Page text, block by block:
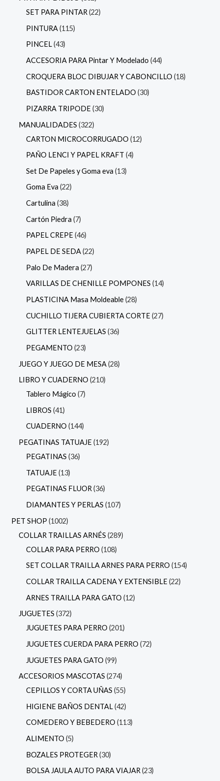
SET PARA PINTAR 22
PINTURA 115
PINCEL 43
ACCESORIA PARA Pintar Y Modelado 44
CROQUERA BLOC DIBUJAR Y CABONCILLO 18
BASTIDOR CARTON ENTELADO 30
PIZARRA TRIPODE 30
MANUALIDADES 322
CARTON MICROCORRUGADO 12
PAÑO LENCI Y PAPEL KRAFT 4
Set De Papeles y Goma eva 13
Goma Eva 22
Cartulina 38
Cartón Piedra 7
PAPEL CREPE 46
PAPEL DE SEDA 22
Palo De Madera 27
VARILLAS DE CHENILLE POMPONES 14
PLASTICINA Masa Moldeable 28
CUCHILLO TIJERA CUBIERTA CORTE 27
GLITTER LENTEJUELAS 36
PEGAMENTO 23
JUEGO Y JUEGO DE MESA 28
LIBRO Y CUADERNO 210
Tablero Mágico 7
LIBROS 41
CUADERNO 144
PEGATINAS TATUAJE 192
PEGATINAS 36
TATUAJE 13
PEGATINAS FLUOR 36
DIAMANTES Y PERLAS 107
PET SHOP 1002
COLLAR TRAILLAS ARNÉS 289
COLLAR PARA PERRO 108
SET COLLAR TRAILLA ARNES PARA PERRO 154
COLLAR TRAILLA CADENA Y EXTENSIBLE 22
ARNES TRAILLA PARA GATO 12
JUGUETES 372
JUGUETES PARA PERRO 201
JUGUETES CUERDA PARA PERRO 72
JUGUETES PARA GATO 99
ACCESORIOS MASCOTAS 274
CEPILLOS Y CORTA UÑAS 55
HIGIENE BAÑOS DENTAL 42
COMEDERO Y BEBEDERO 113
ALIMENTO 5
BOZALES PROTEGER 30
BOLSA JAULA AUTO PARA VIAJAR 23